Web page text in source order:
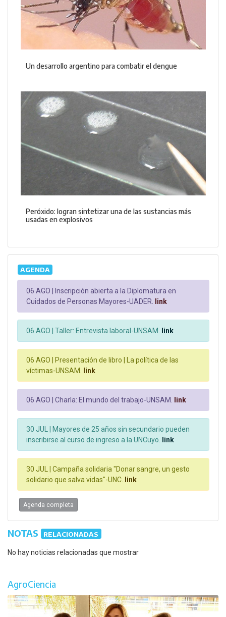
Un desarrollo argentino para combatir el dengue
Peróxido: logran sintetizar una de las sustancias más
usadas en explosivos
AGENDA
06 AGO | Inscripción abierta a la Diplomatura en
Cuidados de Personas Mayores-UADER. link
06 AGO | Taller: Entrevista laboral-UNSAM. link
06 AGO | Presentación de libro | La política de las
víctimas-UNSAM. link
06 AGO | Charla: El mundo del trabajo-UNSAM. link
30 JUL | Mayores de 25 años sin secundario pueden
inscribirse al curso de ingreso a la UNCuyo. link
30 JUL | Campaña solidaria "Donar sangre, un gesto
solidario que salva vidas"-UNC. link
Agenda completa
NOTAS RELACIONADAS
No hay noticias relacionadas que mostrar
AgroCiencia